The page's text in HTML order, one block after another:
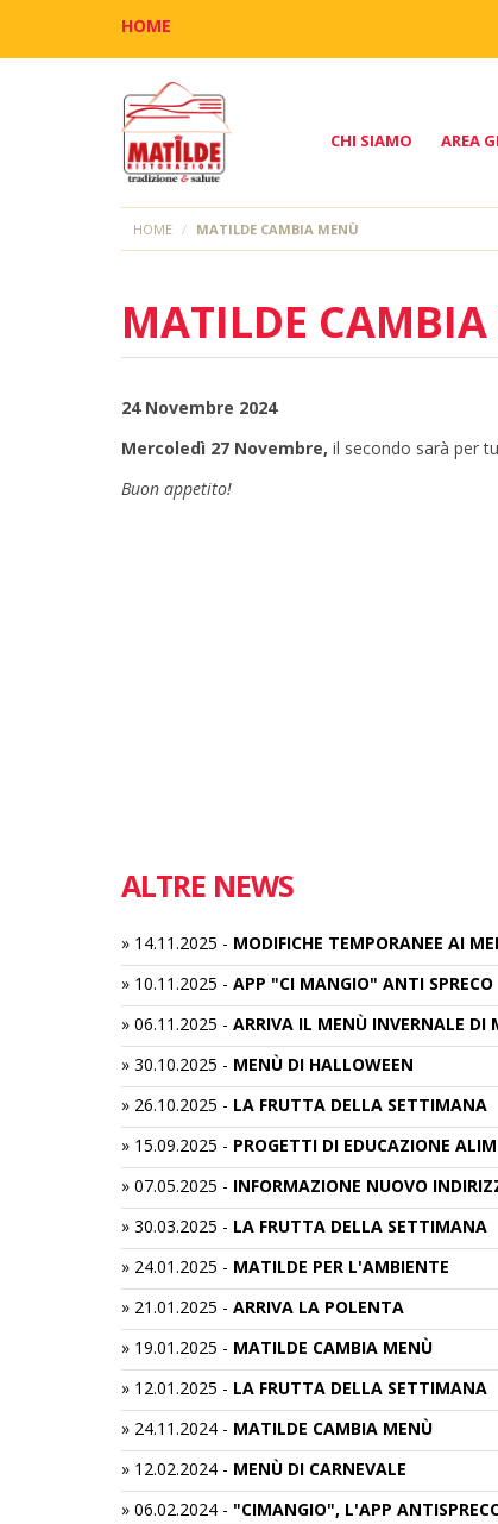
HOME
CHI SIAMO AREA
HOME MATILDE CAMBIA MENÙ
MATILDE
24 Novembre 2024
Mercoledì 27 Novembre, il secondo sarà per
Buon appetito!
ALTRE NEWS
» 14.11.2025 - MODIFICHE TEMPORANEE AI
» 10.11.2025 - APP "CI MANGIO" ANTI SPRECO
» 06.11.2025 - ARRIVA IL MENÙ INVERNALE DI
» 30.10.2025 - MENÙ DI HALLOWEEN
» 26.10.2025 - LA FRUTTA DELLA SETTIMANA
» 15.09.2025 - PROGETTI DI EDUCAZIONE
» 07.05.2025 - INFORMAZIONE NUOVO
» 30.03.2025 - LA FRUTTA DELLA SETTIMANA
» 24.01.2025 - MATILDE PER L'AMBIENTE
» 21.01.2025 - ARRIVA LA POLENTA
» 19.01.2025 - MATILDE CAMBIA MENÙ
» 12.01.2025 - LA FRUTTA DELLA SETTIMANA
» 24.11.2024 - MATILDE CAMBIA MENÙ
» 12.02.2024 - MENÙ DI CARNEVALE
» 06.02.2024 - "CIMANGIO", L'APP